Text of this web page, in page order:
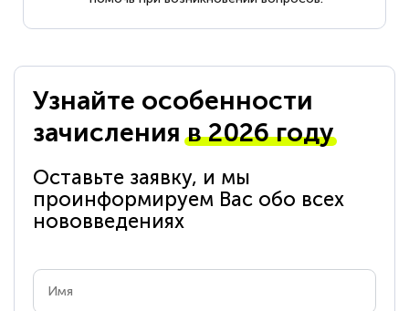
Узнайте особенности
зачисленияв 2026 году
Оставьте заявку, и мы
проинформируем Вас обо всех
нововведениях